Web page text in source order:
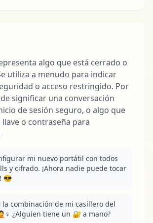
algo que está cerrado o
utiliza a menudo para indicar
o acceso restringido. Por
significar una conversación
de sesión seguro, o algo que
o contraseña para
mi nuevo portátil con todos
y cifrado. ¡Ahora nadie puede tocar
😎
la combinación de mi casillero del
¿Alguien tiene un 🔐 a mano?